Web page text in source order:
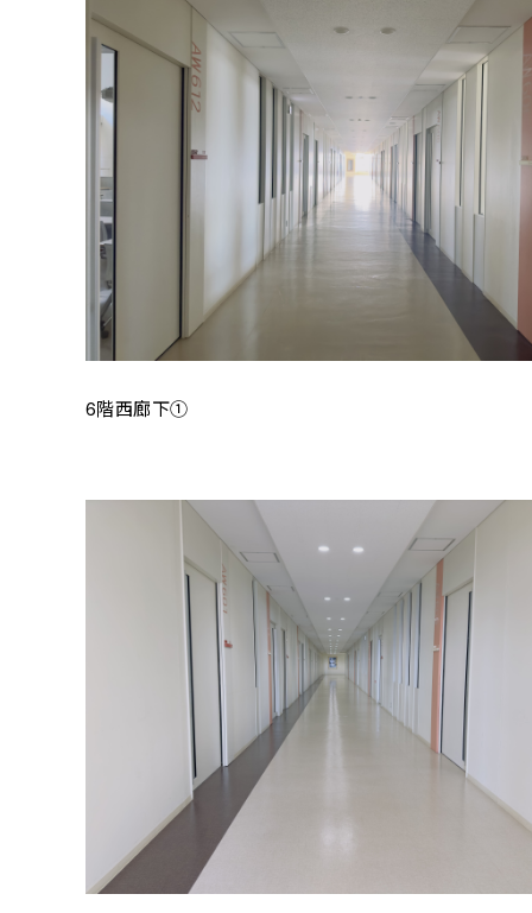
6階西廊下①